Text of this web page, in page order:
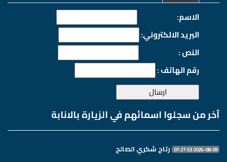
الاسم:
البريد الالكتروني:
النص :
رقم الهاتف :
آخر من سجلوا اسمائهم في الزيارة بالانابة
2026-08-09 07:27:53 رتاج شكري الصالح